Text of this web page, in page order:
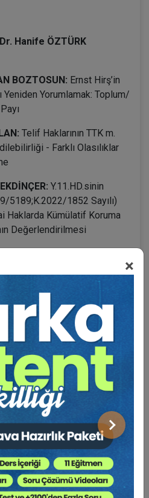
×
Sonraki
Hanife ÖZTÜRK
BOZTOSUN: Ernst Hirş’in
Yeniden Yorumlamak: Toplum/
Telif Haklarının TTK m.
- Farklı Olasılıklar
Y.11.HD.sinin
5189;K.2022/1852 Sayılı)
Haklarda Kümülatif Koruma
Değerlendirilmesi
Sadece 5490 TL / Yıllık